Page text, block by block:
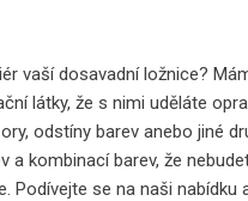
vaší dosavadní ložnice?
látky, že s nimi uděláte
odstíny barev anebo jiné
a kombinací barev, že
Podívejte se na naši nabídku